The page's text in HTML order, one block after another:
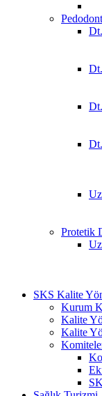
Protetik
SKS Kalite
Kurum
Kalite
Kalite